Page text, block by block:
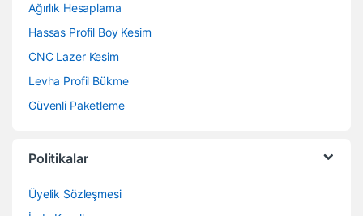
Ağırlık Hesaplama
Hassas Profil Boy Kesim
CNC Lazer Kesim
Levha Profil Bükme
Güvenli Paketleme
Politikalar
Üyelik Sözleşmesi